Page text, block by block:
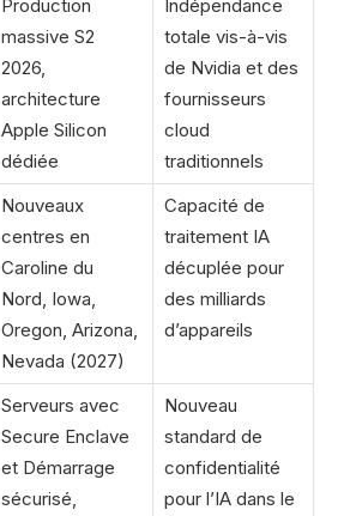
Production
massive S2
2026,
architecture
Apple Silicon
dédiée
Indépendance
totale vis-à-vis
de Nvidia et des
fournisseurs
cloud
traditionnels
Nouveaux
centres en
Caroline du
Nord, Iowa,
Oregon, Arizona,
Nevada (2027)
Capacité de
traitement IA
décuplée pour
des milliards
d’appareils
Serveurs avec
Secure Enclave
et Démarrage
sécurisé,
Nouveau
standard de
confidentialité
pour l’IA dans le